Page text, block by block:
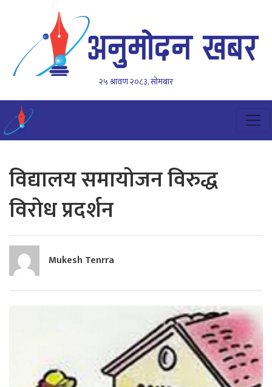
२५ श्रावण २०८३, सोमबार
विद्यालय समायोजन विरुद्ध
विरोध प्रदर्शन
Mukesh Tenrra